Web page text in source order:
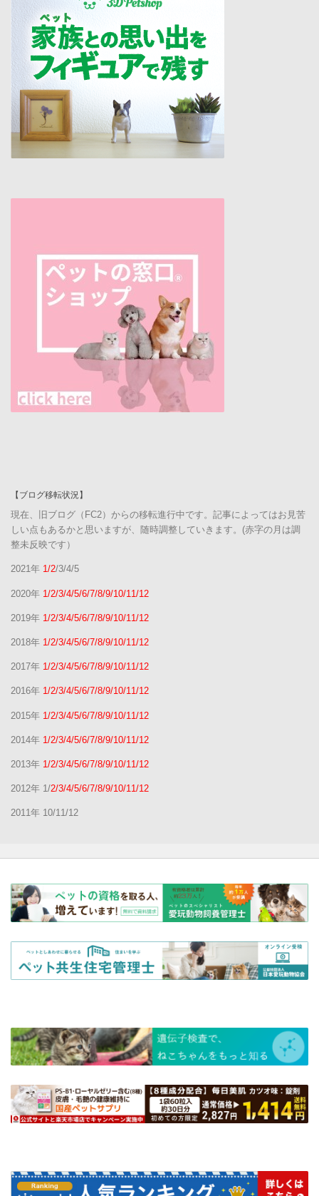
【ブログ移転状況】
現在、旧ブログ（FC2）からの移転進行中です。記事によってはお見苦
しい点もあるかと思いますが、随時調整していきます。(赤字の月は調
整未反映です）
2021年 1/2/3/4/5
2020年 1/2/3/4/5/6/7/8/9/10/11/12
2019年 1/2/3/4/5/6/7/8/9/10/11/12
2018年 1/2/3/4/5/6/7/8/9/10/11/12
2017年 1/2/3/4/5/6/7/8/9/10/11/12
2016年 1/2/3/4/5/6/7/8/9/10/11/12
2015年 1/2/3/4/5/6/7/8/9/10/11/12
2014年 1/2/3/4/5/6/7/8/9/10/11/12
2013年 1/2/3/4/5/6/7/8/9/10/11/12
2012年 1/2/3/4/5/6/7/8/9/10/11/12
2011年 10/11/12